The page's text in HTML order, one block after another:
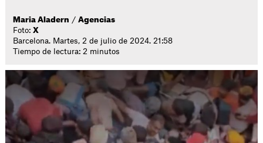
Maria Aladern /Agencias
Foto: X
Barcelona. Martes, 2 de julio de 2024. 21:58
Tiempo de lectura: 2 minutos